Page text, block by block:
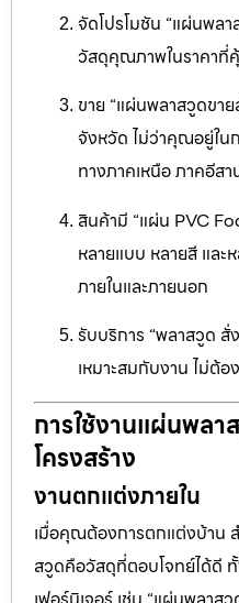
จัดโปรโมชัน “แผ่นพล
วัสดุคุณภาพในราคาที่
ขาย “แผ่นพลาสวูดขา
จังหวัด ไม่ว่าคุณอยู่ใน
ทางภาคเหนือ ภาคอีสา
สินค้ามี “แผ่น PVC
หลายแบบ หลายสี และ
ภายในและภายนอก
รับบริการ “พลาสวูด สั่
เหมาะสมกับงาน ไม่ต้อ
การใช้งานแผ่นพลา
โครงสร้าง
งานตกแต่งภายใน
เมื่อคุณต้องการตกแต่งบ้าน
สวูดคือวัสดุที่ตอบโจทย์ได้ดี